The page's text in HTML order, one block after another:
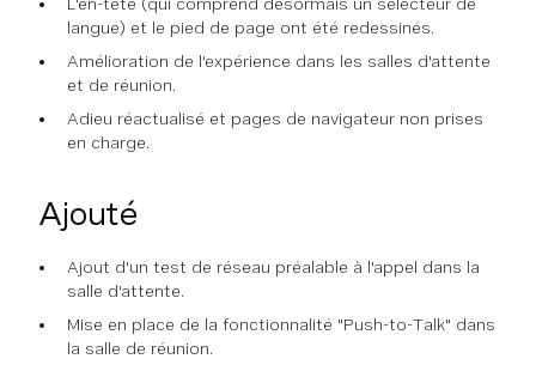
langue) et le pied de page ont été redessinés.
Amélioration de l'expérience dans les salles d'attente
et de réunion.
Adieu réactualisé et pages de navigateur non prises
en charge.
Ajouté
Ajout d'un test de réseau préalable à l'appel dans la
salle d'attente.
Mise en place de la fonctionnalité "Push-to-Talk" dans
la salle de réunion.